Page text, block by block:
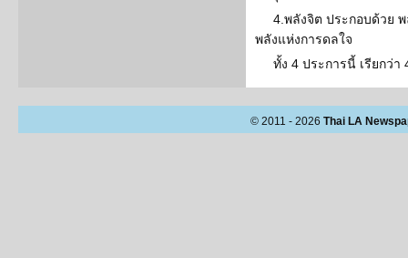
4.พลังจิต ประกอบด้วย
พลังแห่งการดลใจ
ทั้ง 4 ประการนี้ เรียกว่า
© 2011 - 2026 Thai LA